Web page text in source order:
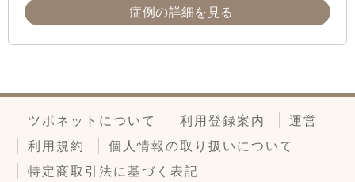
症例の詳細を見る
ツボネットについて 利用登録案内
運営
利用規約
個人情報の取り扱いについて
特定商取引法に基づく表記